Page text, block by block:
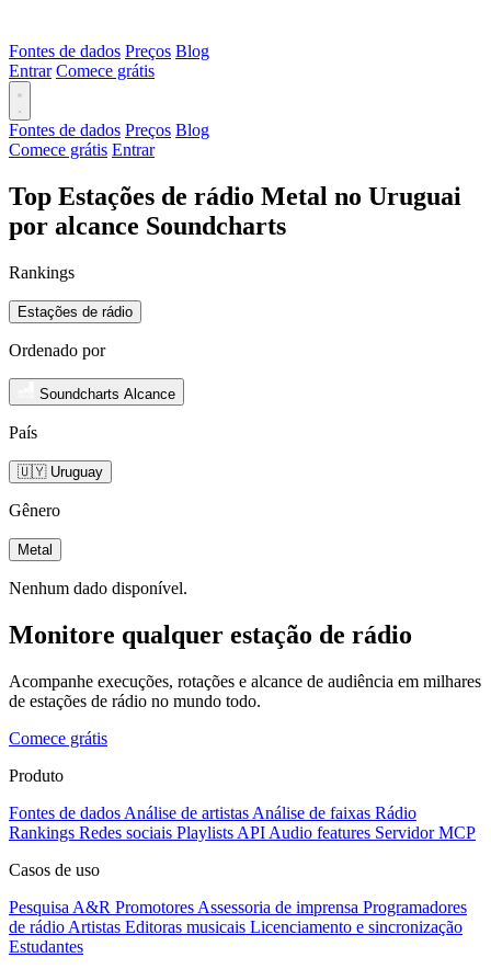
Fontes de dados Preços Blog
Entrar Comece grátis
Fontes de dados Preços Blog
Comece grátis Entrar
Top Estações de rádio Metal no Uruguai
por alcance Soundcharts
Rankings
Estações de rádio
Ordenado por
Soundcharts Alcance
País
🇺🇾 Uruguay
Gênero
Metal
Nenhum dado disponível.
Monitore qualquer estação de rádio
Acompanhe execuções, rotações e alcance de audiência em milhares
de estações de rádio no mundo todo.
Comece grátis
Produto
Fontes de dados Análise de artistas Análise de faixas Rádio
Rankings Redes sociais Playlists API Audio features Servidor MCP
Casos de uso
Pesquisa A&R Promotores Assessoria de imprensa Programadores
de rádio Artistas Editoras musicais Licenciamento e sincronização
Estudantes